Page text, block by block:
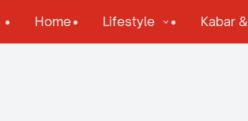
Home Lifestyle Kabar